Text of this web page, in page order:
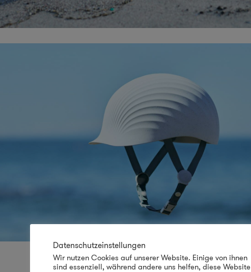
Bilder: TBWA\HAKUHODO
Datenschutzeinstellungen
Wir nutzen Cookies auf unserer Website. Einige von ihnen
sind essenziell, während andere uns helfen, diese Website